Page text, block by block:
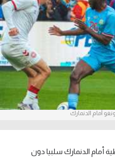
أمام الدنمارك
أمام الدنمارك سلبيا دون